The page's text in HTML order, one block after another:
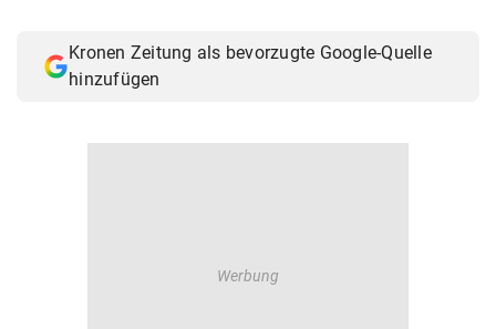
Kronen Zeitung als bevorzugte Google-Quelle
hinzufügen